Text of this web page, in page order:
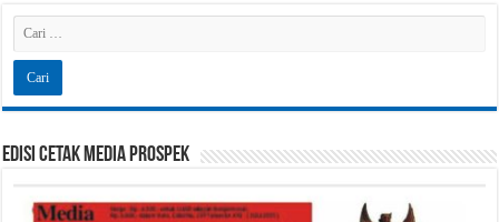
Edisi Cetak Media Prospek